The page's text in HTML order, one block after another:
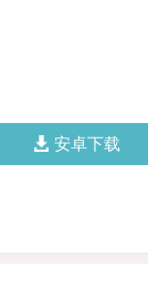
安卓下载